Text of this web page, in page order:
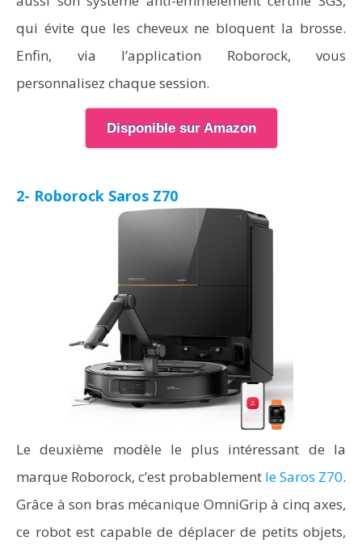
qui évite que les cheveux ne bloquent la brosse.
Enfin, via l’application Roborock, vous
personnalisez chaque session.
Disponible sur Amazon
2- Roborock Saros Z70
Le deuxième modèle le plus intéressant de la
marque Roborock, c’est probablement le Saros Z70.
Grâce à son bras mécanique OmniGrip à cinq axes,
ce robot est capable de déplacer de petits objets,